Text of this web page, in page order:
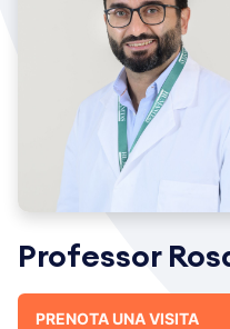
Professor
PRENOTA UNA VISITA